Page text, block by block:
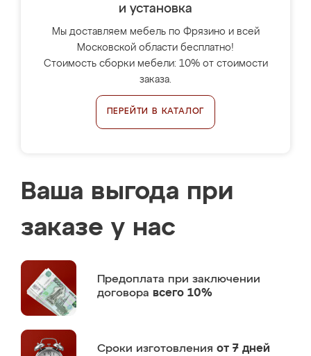
и установка
Мы доставляем мебель по Фрязино и всей
Московской области бесплатно!
Стоимость сборки мебели: 10% от стоимости
заказа.
ПЕРЕЙТИ В КАТАЛОГ
Ваша выгода при
заказе у нас
Предоплата при заключении
договора всего 10%
Сроки изготовления от 7 дней